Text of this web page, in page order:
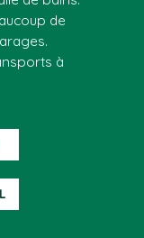
de
à